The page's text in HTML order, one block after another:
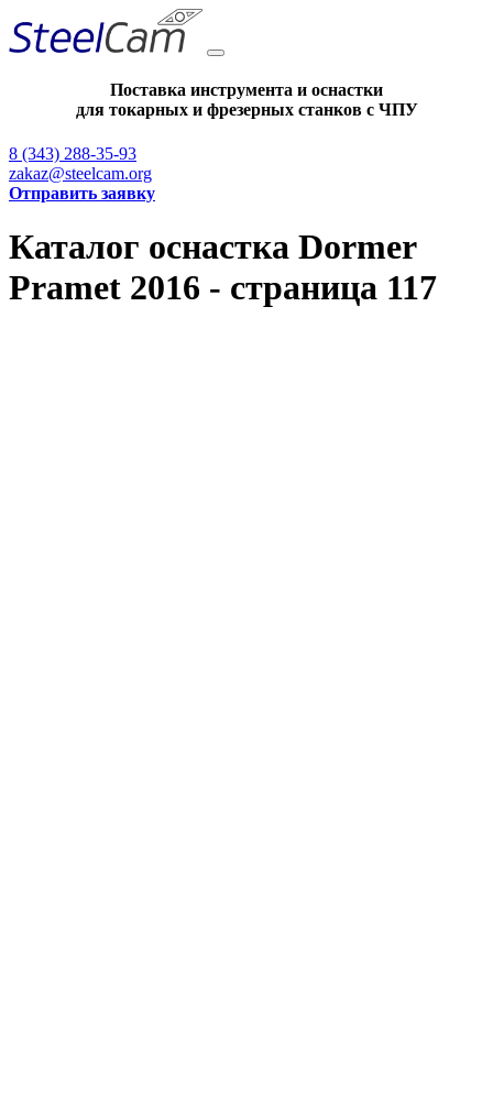
Поставка инструмента и оснастки
для токарных и фрезерных станков с ЧПУ
8 (343) 288-35-93
zakaz@steelcam.org
Отправить заявку
Каталог оснастка Dormer
Pramet 2016 - страница 117